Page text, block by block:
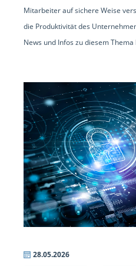
Mitarbeiter auf sichere Weise
die Produktivität des
News und Infos zu diesem Thema
28.05.2026